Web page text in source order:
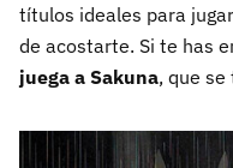
títulos ideales para
de acostarte. Si te has
juega a Sakuna, que se